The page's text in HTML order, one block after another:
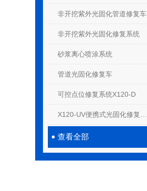
非开挖紫外光固化管道修复车
非开挖紫外光固化修复系统
砂浆离心喷涂系统
管道光固化修复车
可控点位修复系统X120-D
查看全部